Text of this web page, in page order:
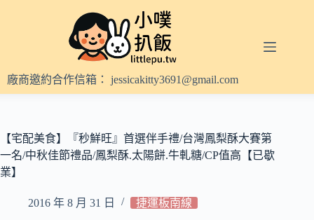
內
容
廠商邀約合作信箱： jessicakitty3691@gmail.com
【宅配美食】『秒鮮旺』首選伴手禮/台灣鳳梨酥大賽第
一名/中秋佳節禮品/鳳梨酥.太陽餅.牛軋糖/CP值高【已歇
業】
2016 年 8 月 31 日 捷運板南線